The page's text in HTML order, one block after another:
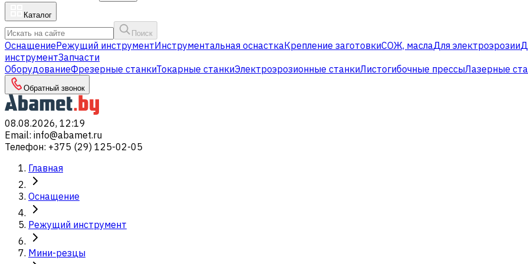
Каталог
Поиск
ОснащениеРежущий инструментИнструментальная оснасткаКрепление заготовкиСОЖ, маслаДля электроэрозии
инструментЗапчасти
ОборудованиеФрезерные станкиТокарные станкиЭлектроэрозионные станкиЛистогибочные прессыЛазерные
Обратный звонок
08.08.2026, 12:19
Email: info@abamet.ru
Телефон: +375 (29) 125-02-05
Главная
Оснащение
Режущий инструмент
Мини-резцы